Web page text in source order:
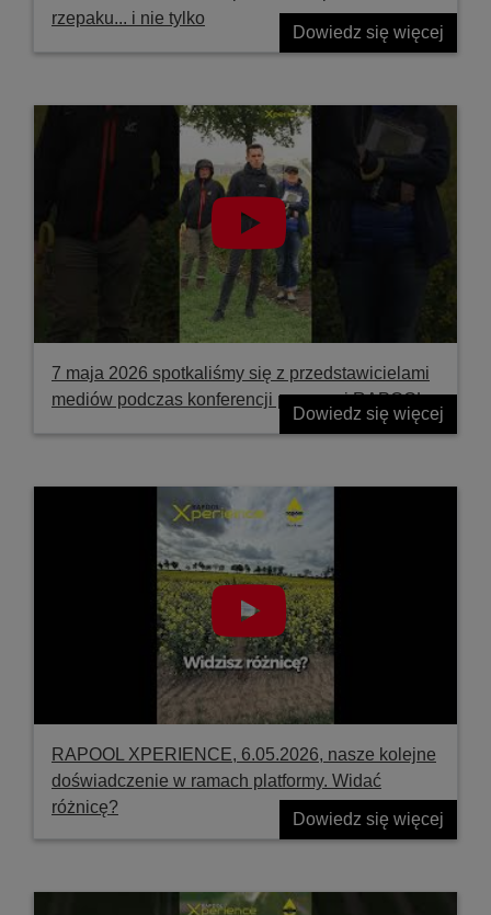
rzepaku... i nie tylko
Dowiedz się więcej
7 maja 2026 spotkaliśmy się z przedstawicielami
mediów podczas konferencji prasowej RAPOOL
Dowiedz się więcej
RAPOOL XPERIENCE, 6.05.2026, nasze kolejne
doświadczenie w ramach platformy. Widać
różnicę?
Dowiedz się więcej